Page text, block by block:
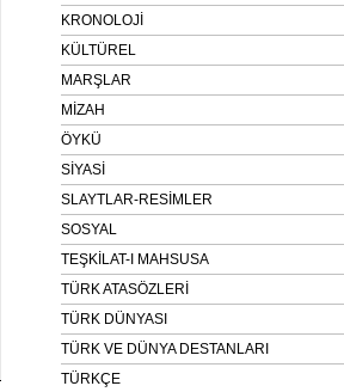
KRONOLOJİ
KÜLTÜREL
MARŞLAR
MİZAH
ÖYKÜ
SİYASİ
SLAYTLAR-RESİMLER
SOSYAL
TEŞKİLAT-I MAHSUSA
TÜRK ATASÖZLERİ
TÜRK DÜNYASI
TÜRK VE DÜNYA DESTANLARI
TÜRKÇE